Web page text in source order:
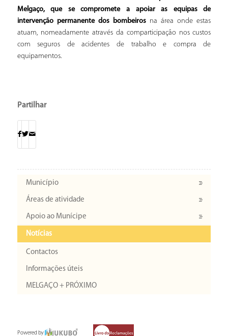
Melgaço, que se compromete a apoiar as equipas de
intervenção permanente dos bombeirosna área onde estas
atuam, nomeadamente através da comparticipação nos custos
com seguros de acidentes de trabalho e compra de
equipamentos.
Partilhar
Município
Áreas de atividade
Apoio ao Munícipe
Notícias
Contactos
Informações úteis
MELGAÇO + PRÓXIMO
Powered by